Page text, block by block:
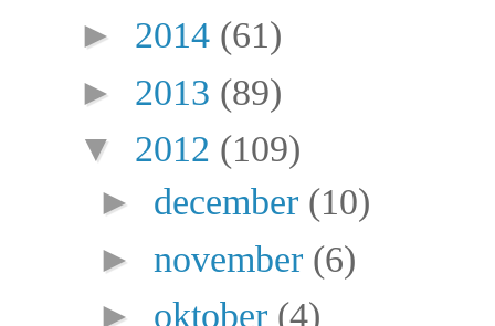
► 2014 (61)
► 2013 (89)
▼ 2012 (109)
► december (10)
► november (6)
► oktober (4)